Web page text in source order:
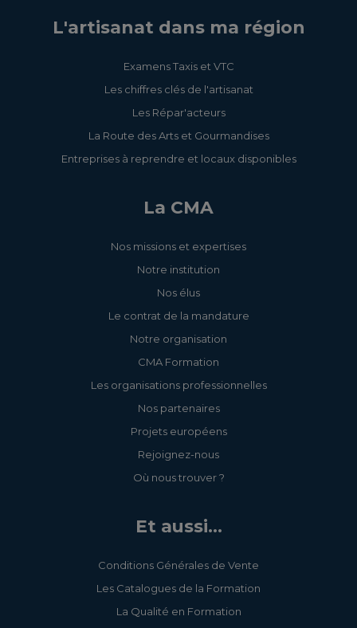
L'artisanat dans ma région
Examens Taxis et VTC
Les chiffres clés de l'artisanat
Les Répar'acteurs
La Route des Arts et Gourmandises
Entreprises à reprendre et locaux disponibles
La CMA
Nos missions et expertises
Notre institution
Nos élus
Le contrat de la mandature
Notre organisation
CMA Formation
Les organisations professionnelles
Nos partenaires
Projets européens
Rejoignez-nous
Où nous trouver ?
Et aussi...
Conditions Générales de Vente
Les Catalogues de la Formation
La Qualité en Formation